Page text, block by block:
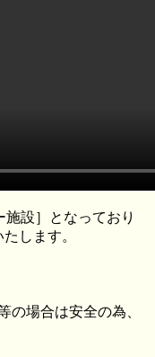
設］となっており
します。
場合は安全の為、